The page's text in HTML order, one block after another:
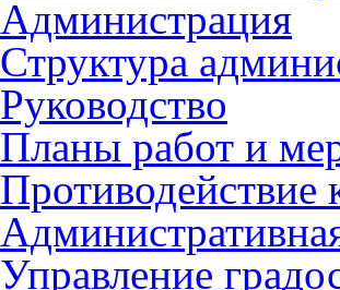
Администрация
Структура
Руководство
Планы работ и
Противодействие
Управление